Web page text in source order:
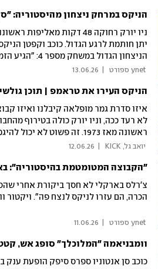
הניקס במרחק ניצחון מהיסטוריה:
יתן חותמת לרגע הגדול. כוכב וקפטן
הניצחון
מגיעה עם הגב אל הקיר: "צריך להשקיע
13.06.26
הניקס העירו את טראמפ | תוכן
איזו סדרת גמר מופלאה קיבלנו ואיזו
לא רעד ככה, וניו יורק כולה בטירוף
ראשונה מאז 1973. זה פשוט
לכתובת: kick@ynet.co.il
יואב גל, KICK 12.06.26
"הקבוצה המטומטמת בהיסטוריה":
הכרה, הם עזרו לניקס לנצח פה". ויקטור
11.06.26
וומבניאמה "המלוכלך" סופג אש,